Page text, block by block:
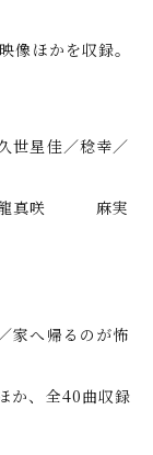
像ほかを収録。
世星佳／稔幸／
／龍真咲 麻実
家へ帰るのが怖
、全40曲収録